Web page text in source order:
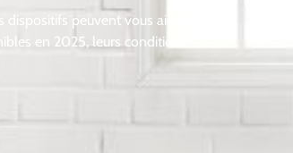
peuvent vous aider à
en 2025, leurs conditions